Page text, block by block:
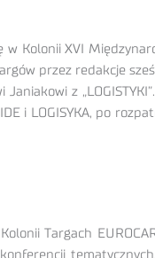
Kolonii XVI
przez redakcje
z
i LOGISYKA, po
Targach